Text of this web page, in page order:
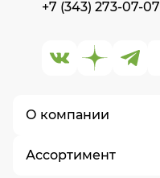
О компании
О нас
Ассортимент
+7 (343) 273-07-07